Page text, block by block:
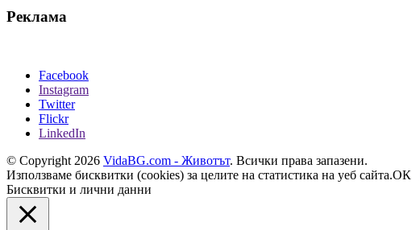
Реклама
Facebook
Instagram
Twitter
Flickr
LinkedIn
© Copyright 2026 VidaBG.com - Животът. Всички права запазени.
Използваме бисквитки (cookies) за целите на статистика на уеб сайта.ОК
Бисквитки и лични данни